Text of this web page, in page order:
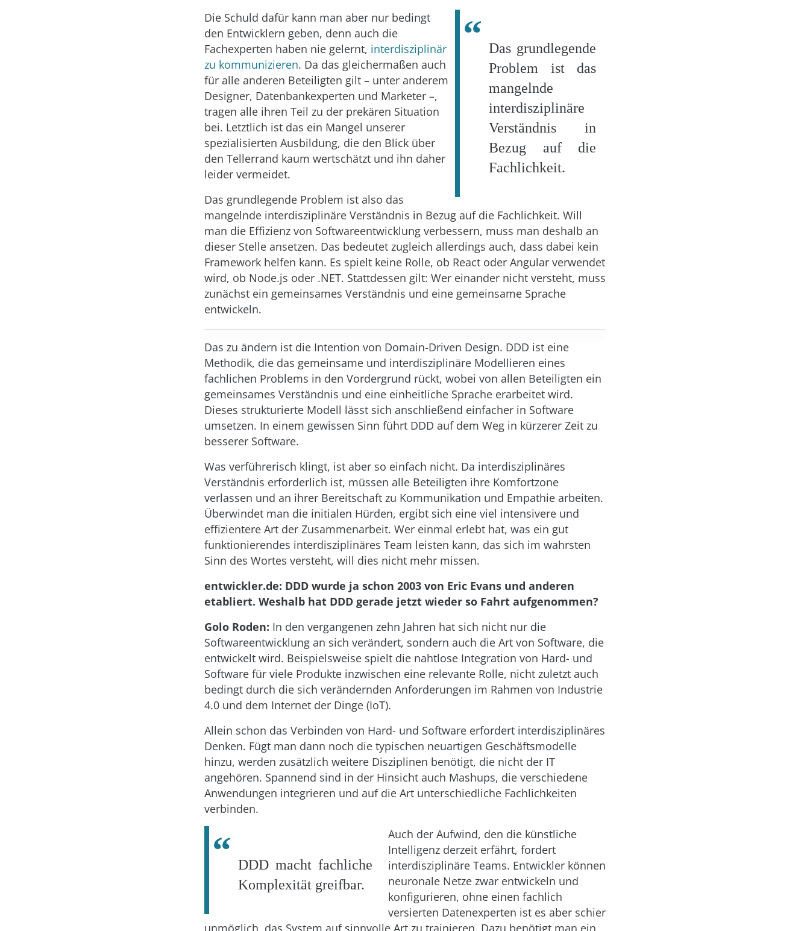
Das grundlegende
Problem ist das
mangelnde
interdisziplinäre
Verständnis in
Bezug auf die
Fachlichkeit.
Die Schuld dafür kann man aber nur bedingt
den Entwicklern geben, denn auch die
Fachexperten haben nie gelernt, interdisziplinär
zu kommunizieren. Da das gleichermaßen auch
für alle anderen Beteiligten gilt – unter anderem
Designer, Datenbankexperten und Marketer –,
tragen alle ihren Teil zu der prekären Situation
bei. Letztlich ist das ein Mangel unserer
spezialisierten Ausbildung, die den Blick über
den Tellerrand kaum wertschätzt und ihn daher
leider vermeidet.
Das grundlegende Problem ist also das
mangelnde interdisziplinäre Verständnis in Bezug auf die Fachlichkeit. Will
man die Effizienz von Softwareentwicklung verbessern, muss man deshalb an
dieser Stelle ansetzen. Das bedeutet zugleich allerdings auch, dass dabei kein
Framework helfen kann. Es spielt keine Rolle, ob React oder Angular verwendet
wird, ob Node.js oder .NET. Stattdessen gilt: Wer einander nicht versteht, muss
zunächst ein gemeinsames Verständnis und eine gemeinsame Sprache
entwickeln.
Das zu ändern ist die Intention von Domain-Driven Design. DDD ist eine
Methodik, die das gemeinsame und interdisziplinäre Modellieren eines
fachlichen Problems in den Vordergrund rückt, wobei von allen Beteiligten ein
gemeinsames Verständnis und eine einheitliche Sprache erarbeitet wird.
Dieses strukturierte Modell lässt sich anschließend einfacher in Software
umsetzen. In einem gewissen Sinn führt DDD auf dem Weg in kürzerer Zeit zu
besserer Software.
Was verführerisch klingt, ist aber so einfach nicht. Da interdisziplinäres
Verständnis erforderlich ist, müssen alle Beteiligten ihre Komfortzone
verlassen und an ihrer Bereitschaft zu Kommunikation und Empathie arbeiten.
Überwindet man die initialen Hürden, ergibt sich eine viel intensivere und
effizientere Art der Zusammenarbeit. Wer einmal erlebt hat, was ein gut
funktionierendes interdisziplinäres Team leisten kann, das sich im wahrsten
Sinn des Wortes versteht, will dies nicht mehr missen.
entwickler.de: DDD wurde ja schon 2003 von Eric Evans und anderen
etabliert. Weshalb hat DDD gerade jetzt wieder so Fahrt aufgenommen?
Golo Roden: In den vergangenen zehn Jahren hat sich nicht nur die
Softwareentwicklung an sich verändert, sondern auch die Art von Software, die
entwickelt wird. Beispielsweise spielt die nahtlose Integration von Hard- und
Software für viele Produkte inzwischen eine relevante Rolle, nicht zuletzt auch
bedingt durch die sich verändernden Anforderungen im Rahmen von Industrie
4.0 und dem Internet der Dinge (IoT).
Allein schon das Verbinden von Hard- und Software erfordert interdisziplinäres
Denken. Fügt man dann noch die typischen neuartigen Geschäftsmodelle
hinzu, werden zusätzlich weitere Disziplinen benötigt, die nicht der IT
angehören. Spannend sind in der Hinsicht auch Mashups, die verschiedene
Anwendungen integrieren und auf die Art unterschiedliche Fachlichkeiten
verbinden.
DDD macht fachliche
Komplexität greifbar.
Auch der Aufwind, den die künstliche
Intelligenz derzeit erfährt, fordert
interdisziplinäre Teams. Entwickler können
neuronale Netze zwar entwickeln und
konfigurieren, ohne einen fachlich
versierten Datenexperten ist es aber schier
unmöglich, das System auf sinnvolle Art zu trainieren. Dazu benötigt man ein